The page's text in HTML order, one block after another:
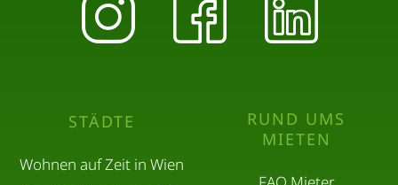
STÄDTE
Wohnen auf Zeit in Wien
RUND UMS
MIETEN